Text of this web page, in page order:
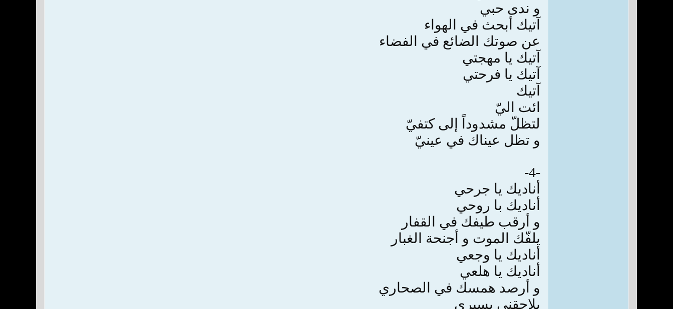
و ندى حبي
آتيك أبحث في الهواء
عن صوتك الضائع في الفضاء
آتيك يا مهجتي
آتيك يا فرحتي
آتيك
ائت اليّ
لتظلّ مشدوداً إلى كتفيّ
و تظل عيناك في عينيّ
-4-
أناديك يا جرحي
أناديك با روحي
و أرقب طيفك في القفار
يلفّك الموت و أجنحة الغبار
أناديك يا وجعي
أناديك يا هلعي
و أرصد همسك في الصحاري
يلاحقني بسيري